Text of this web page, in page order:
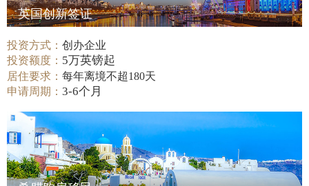
英国创新签证
投资方式：创办企业
投资额度： 5万英镑起
居住要求：每年离境不超180天
申请周期：3-6个月